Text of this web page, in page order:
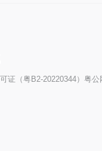
证（粤B2-20220344） 粤公